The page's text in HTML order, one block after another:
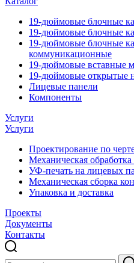
19-дюймовые блочные
19-дюймовые блочные
19-дюймовые блочные
коммуникационные
19-дюймовые вставные
19-дюймовые открытые
Лицевые панели
Компоненты
Услуги
Услуги
Проектирование по
Механическая
УФ-печать на лицевых
Механическая сборка
Упаковка и доставка
Проекты
Документы
Контакты